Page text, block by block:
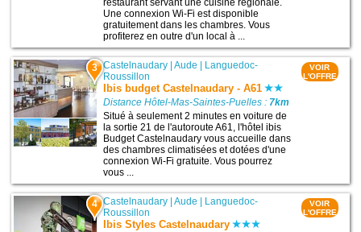
restaurant servant une cuisine régionale.
Une connexion Wi-Fi est disponible
gratuitement dans les chambres. Vous
profiterez en outre d'un local à ...
3 Castelnaudary |Aude
Languedoc-
Roussillon
Ibis budget Castelnaudary - A61
Distance Hôtel-Mas-Saintes-Puelles : 7km
Situé à seulement 2 minutes en voiture de
la sortie 21 de l'autoroute A61, l'hôtel ibis
Budget Castelnaudary vous accueille dans
des chambres climatisées et dotées d'une
connexion Wi-Fi gratuite. Vous pourrez
vous ...
VOIR
L'OFFRE
4 Castelnaudary |Aude
Languedoc-
Roussillon
Ibis Styles Castelnaudary
VOIR
L'OFFRE